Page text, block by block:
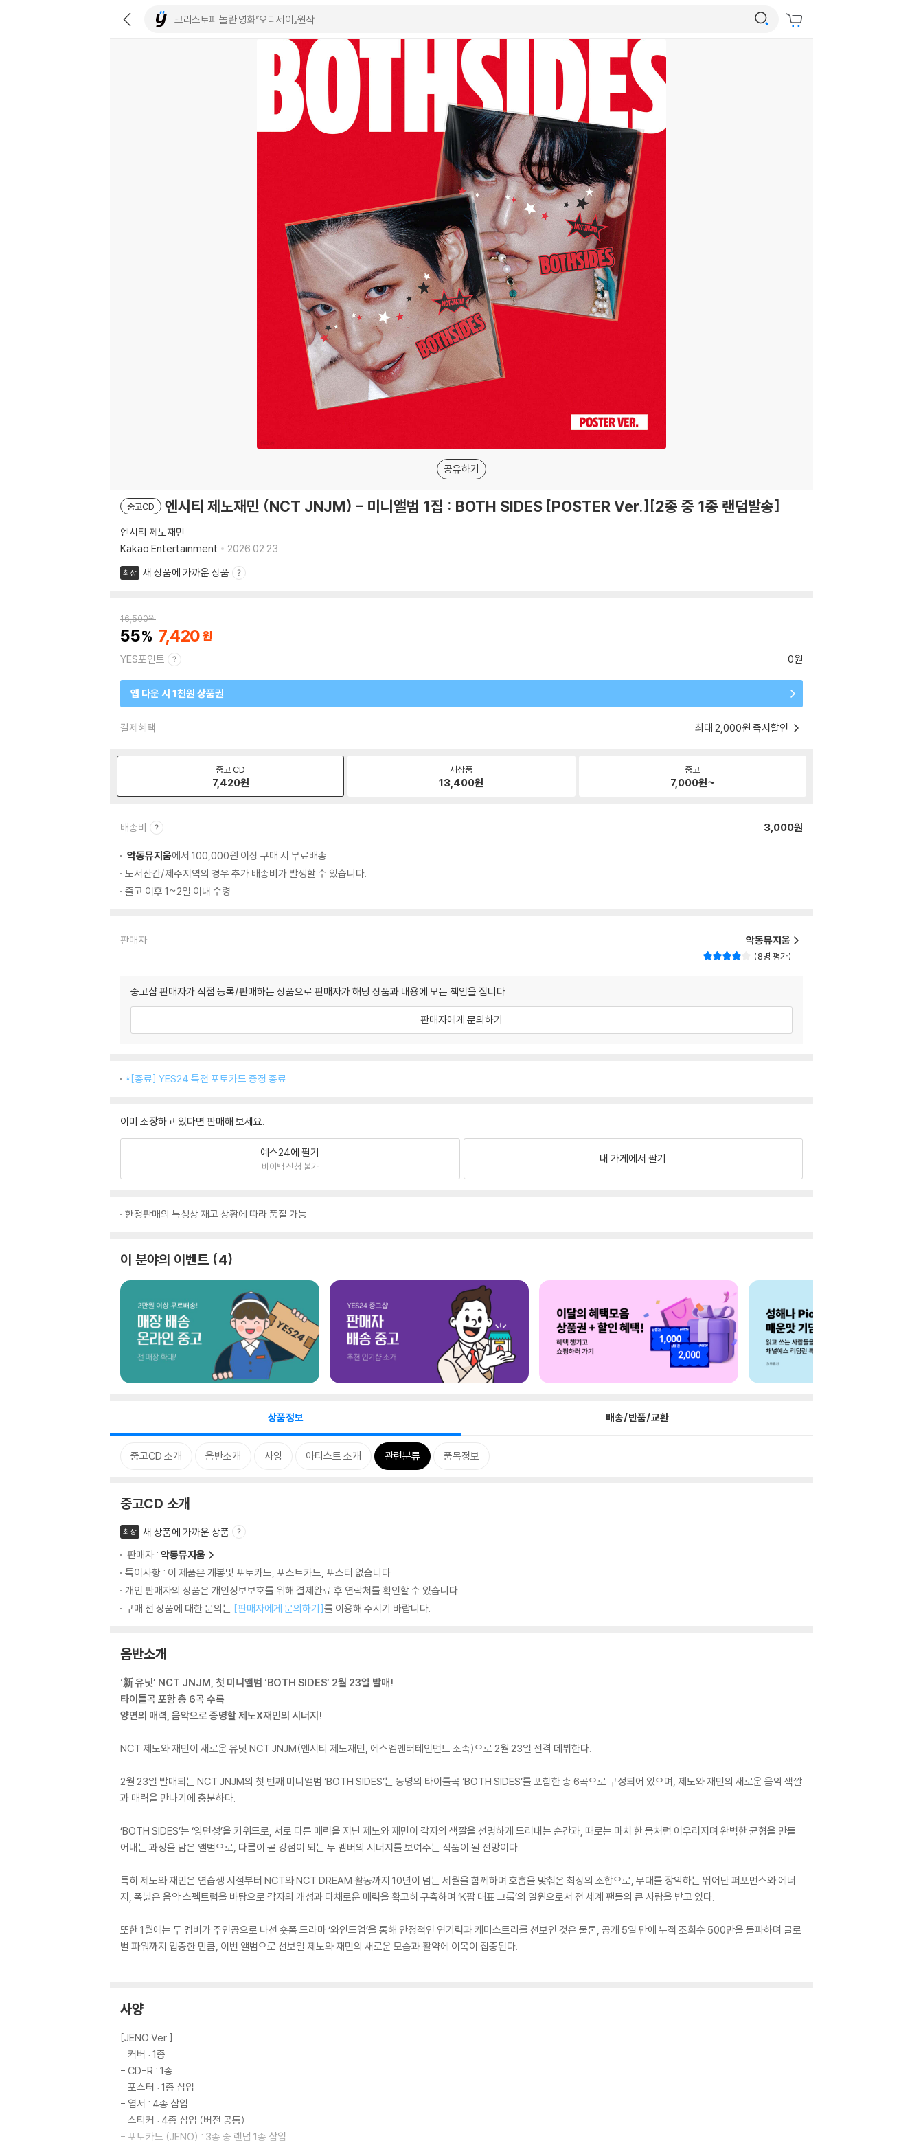
공유하기
중고CD 엔시티 제노재민 (NCT JNJM) - 미니앨범 1집 : BOTH SIDES [POSTER Ver.][2종 중 1종 랜덤발송]
엔시티 제노재민
Kakao Entertainment
2026.02.23.
최상 새 상품에 가까운 상품
16,500원
55 7,420
YES포인트 0원
앱 다운 시 1천원 상품권
결제혜택 최대 2,000원 즉시할인
중고 CD
7,420원
새상품
13,400원
중고
7,000원~
배송비 3,000원
악동뮤지움에서 100,000원 이상 구매 시 무료배송
도서산간/제주지역의 경우 추가 배송비가 발생할 수 있습니다.
출고 이후 1~2일 이내 수령
판매자 악동뮤지움
8명 평가
중고샵 판매자가 직접 등록/판매하는 상품으로 판매자가 해당 상품과 내용에 모든 책임을 집니다.
판매자에게 문의하기
*[종료] YES24 특전 포토카드 증정 종료
이미 소장하고 있다면 판매해 보세요.
예스24에 팔기
바이백 신청 불가
내 가게에서 팔기
한정판매의 특성상 재고 상황에 따라 품절 가능
이 분야의 이벤트 4
상품정보 배송/반품/교환
중고CD 소개 음반소개 사양 아티스트 소개 관련분류 품목정보
중고CD 소개
최상
새 상품에 가까운 상품
판매자 : 악동뮤지움
특이사항 : 이 제품은 개봉및 포토카드, 포스트카드, 포스터 없습니다.
개인 판매자의 상품은 개인정보보호를 위해 결제완료 후 연락처를 확인할 수 있습니다.
구매 전 상품에 대한 문의는 [판매자에게 문의하기]를 이용해 주시기 바랍니다.
음반소개
‘新 유닛’ NCT JNJM, 첫 미니앨범 ‘BOTH SIDES’ 2월 23일 발매!
타이틀곡 포함 총 6곡 수록
양면의 매력, 음악으로 증명할 제노X재민의 시너지!
NCT 제노와 재민이 새로운 유닛 NCT JNJM(엔시티 제노재민, 에스엠엔터테인먼트 소속)으로 2월 23일 전격 데뷔한다.
2월 23일 발매되는 NCT JNJM의 첫 번째 미니앨범 ‘BOTH SIDES’는 동명의 타이틀곡 ‘BOTH SIDES’를 포함한 총 6곡으로 구성되어 있으며, 제노와 재민의 새로운 음악 색깔
과 매력을 만나기에 충분하다.
‘BOTH SIDES’는 ‘양면성’을 키워드로, 서로 다른 매력을 지닌 제노와 재민이 각자의 색깔을 선명하게 드러내는 순간과, 때로는 마치 한 몸처럼 어우러지며 완벽한 균형을 만들
어내는 과정을 담은 앨범으로, 다름이 곧 강점이 되는 두 멤버의 시너지를 보여주는 작품이 될 전망이다.
특히 제노와 재민은 연습생 시절부터 NCT와 NCT DREAM 활동까지 10년이 넘는 세월을 함께하며 호흡을 맞춰온 최상의 조합으로, 무대를 장악하는 뛰어난 퍼포먼스와 에너
지, 폭넓은 음악 스펙트럼을 바탕으로 각자의 개성과 다채로운 매력을 확고히 구축하며 ‘K팝 대표 그룹’의 일원으로서 전 세계 팬들의 큰 사랑을 받고 있다.
또한 1월에는 두 멤버가 주인공으로 나선 숏폼 드라마 ‘와인드업’을 통해 안정적인 연기력과 케미스트리를 선보인 것은 물론, 공개 5일 만에 누적 조회수 500만을 돌파하며 글로
벌 파워까지 입증한 만큼, 이번 앨범으로 선보일 제노와 재민의 새로운 모습과 활약에 이목이 집중된다.
사양
[JENO Ver.]
- 커버 : 1종
- CD-R : 1종
- 포스터 : 1종 삽입
- 엽서 : 4종 삽입
- 스티커 : 4종 삽입 (버전 공통)
- 포토카드 (JENO) : 3종 중 랜덤 1종 삽입